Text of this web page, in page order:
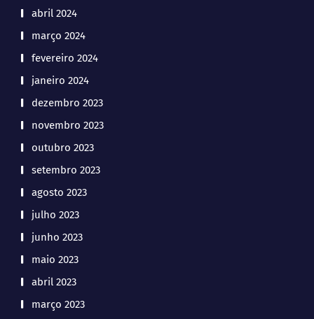
abril 2024
março 2024
fevereiro 2024
janeiro 2024
dezembro 2023
novembro 2023
outubro 2023
setembro 2023
agosto 2023
julho 2023
junho 2023
maio 2023
abril 2023
março 2023